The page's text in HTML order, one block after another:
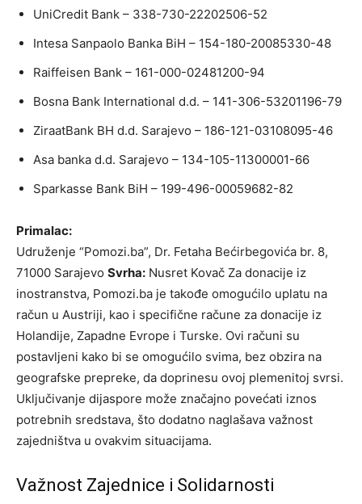
UniCredit Bank – 338-730-22202506-52
Intesa Sanpaolo Banka BiH – 154-180-20085330-48
Raiffeisen Bank – 161-000-02481200-94
Bosna Bank International d.d. – 141-306-53201196-79
ZiraatBank BH d.d. Sarajevo – 186-121-03108095-46
Asa banka d.d. Sarajevo – 134-105-11300001-66
Sparkasse Bank BiH – 199-496-00059682-82
Primalac:
Udruženje “Pomozi.ba”, Dr. Fetaha Bećirbegovića br. 8,
71000 Sarajevo Svrha: Nusret Kovač Za donacije iz
inostranstva, Pomozi.ba je takođe omogućilo uplatu na
račun u Austriji, kao i specifične račune za donacije iz
Holandije, Zapadne Evrope i Turske. Ovi računi su
postavljeni kako bi se omogućilo svima, bez obzira na
geografske prepreke, da doprinesu ovoj plemenitoj svrsi.
Uključivanje dijaspore može značajno povećati iznos
potrebnih sredstava, što dodatno naglašava važnost
zajedništva u ovakvim situacijama.
Važnost Zajednice i Solidarnosti